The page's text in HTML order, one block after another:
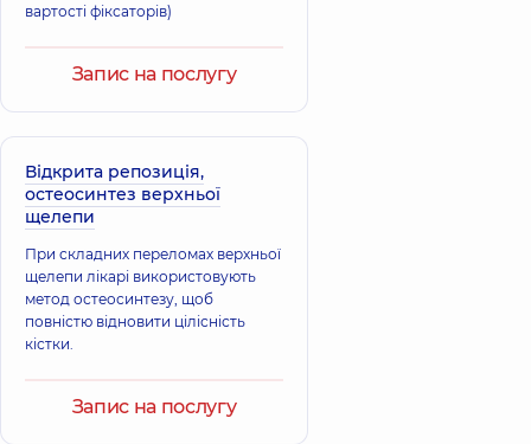
вартості фіксаторів)
Запис на послугу
Відкрита репозиція,
остеосинтез верхньої
щелепи
При складних переломах верхньої
щелепи лікарі використовують
метод остеосинтезу, щоб
повністю відновити цілісність
кістки.
Запис на послугу